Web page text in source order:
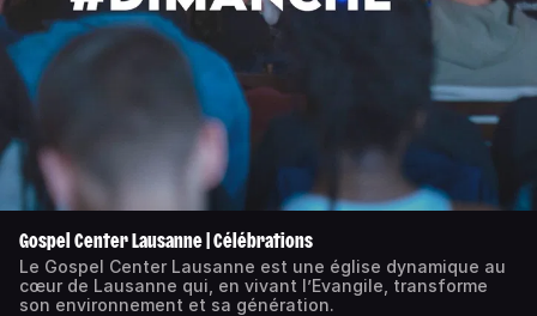
Gospel Center Lausanne | Célébrations
Le Gospel Center Lausanne est une église dynamique au
cœur de Lausanne qui, en vivant l’Evangile, transforme
son environnement et sa génération.